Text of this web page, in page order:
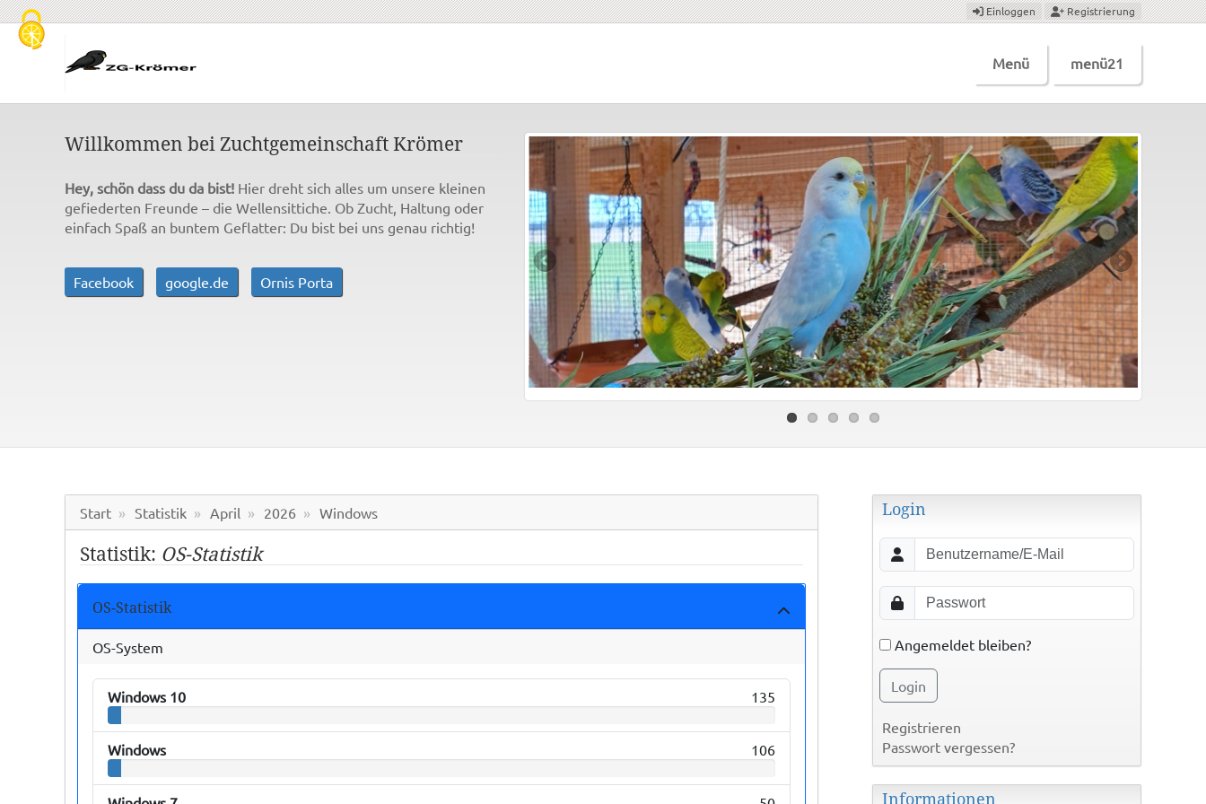
Einloggen Registrierung
Menü menü21
Willkommen bei Zuchtgemeinschaft Krömer
Hey, schön dass du da bist! Hier dreht sich alles um unsere kleinen
gefiederten Freunde – die Wellensittiche. Ob Zucht, Haltung oder
einfach Spaß an buntem Geflatter: Du bist bei uns genau richtig!
Facebook google.de Ornis Porta
Start Statistik April 2026 Windows
Statistik: OS-Statistik
OS-Statistik
OS-System
Windows 10 135
Windows 106
Login
Angemeldet bleiben?
Login
Registrieren
Passwort vergessen?
Informationen
Cookie-Einstellungen